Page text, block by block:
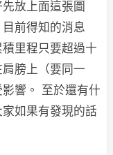
放上面這張圖
目前得知的消息
里程只要超過十
膀上（要同一
響。 至於還有什
如果有發現的話